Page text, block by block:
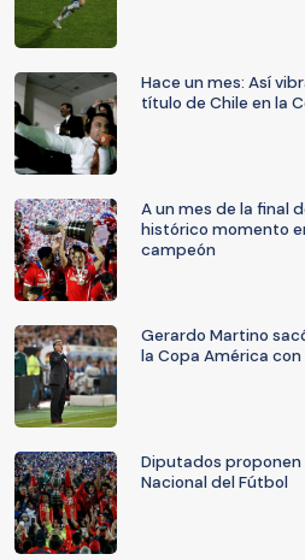
Hace un mes: Así
título de Chile en la
A un mes de la final
histórico momento
campeón
Gerardo Martino
la Copa América con
Diputados proponen
Nacional del Fútbol